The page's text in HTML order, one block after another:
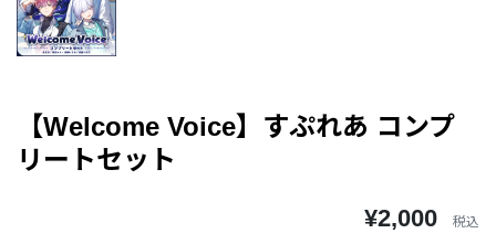
【Welcome Voice】すぷれあ コンプ
リートセット
¥2,000 税込